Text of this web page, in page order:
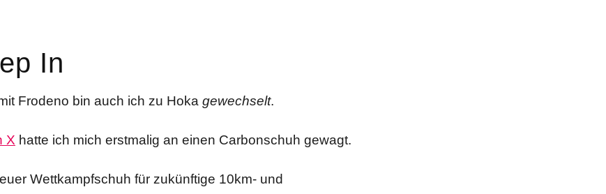
In
Frodeno bin auch ich zu Hoka gewechselt.
X hatte ich mich erstmalig an einen Carbonschuh gewagt.
Wettkampfschuh für zukünftige 10km- und